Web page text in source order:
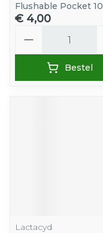
Flushable Pocket 10
€ 4,00
Bestel
Lactacyd